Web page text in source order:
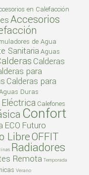
en Calefacción
Accesorios
de Agua
Sanitaria Aguas
Calderas
para
Calderas para
Duras
Calefones
Confort
ECO Futuro
LibreOFFIT
Radiadores
Remota Temporada
Verano